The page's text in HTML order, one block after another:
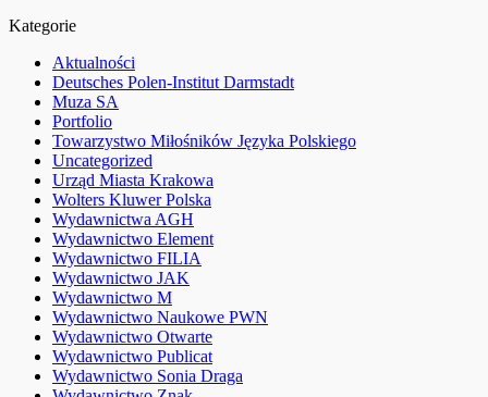
Kategorie
Aktualności
Deutsches Polen-Institut Darmstadt
Muza SA
Portfolio
Towarzystwo Miłośników Języka Polskiego
Uncategorized
Urząd Miasta Krakowa
Wolters Kluwer Polska
Wydawnictwa AGH
Wydawnictwo Element
Wydawnictwo FILIA
Wydawnictwo JAK
Wydawnictwo M
Wydawnictwo Naukowe PWN
Wydawnictwo Otwarte
Wydawnictwo Publicat
Wydawnictwo Sonia Draga